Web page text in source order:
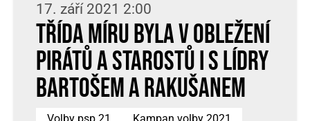
17. září 2021 2:00
Třída Míru byla v obležení
Pirátů a Starostů i s lídry
Bartošem a Rakušanem